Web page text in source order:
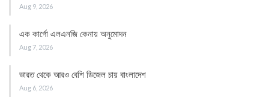
Aug 9, 2026
এক কার্গো এলএনজি কেনায় অনুমোদন
Aug 7, 2026
ভারত থেকে আরও বেশি ডিজেল চায় বাংলাদেশ
Aug 6, 2026